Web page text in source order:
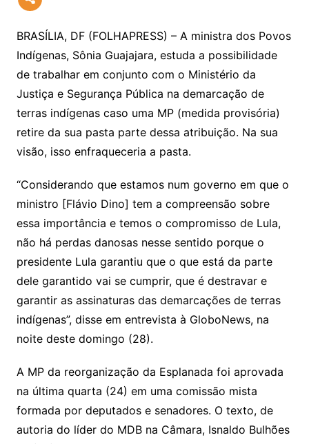
BRASÍLIA, DF (FOLHAPRESS) – A ministra dos Povos
Indígenas, Sônia Guajajara, estuda a possibilidade
de trabalhar em conjunto com o Ministério da
Justiça e Segurança Pública na demarcação de
terras indígenas caso uma MP (medida provisória)
retire da sua pasta parte dessa atribuição. Na sua
visão, isso enfraqueceria a pasta.
“Considerando que estamos num governo em que o
ministro [Flávio Dino] tem a compreensão sobre
essa importância e temos o compromisso de Lula,
não há perdas danosas nesse sentido porque o
presidente Lula garantiu que o que está da parte
dele garantido vai se cumprir, que é destravar e
garantir as assinaturas das demarcações de terras
indígenas”, disse em entrevista à GloboNews, na
noite deste domingo (28).
A MP da reorganização da Esplanada foi aprovada
na última quarta (24) em uma comissão mista
formada por deputados e senadores. O texto, de
autoria do líder do MDB na Câmara, Isnaldo Bulhões